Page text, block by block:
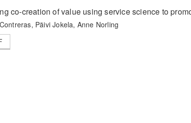
co-creation of value using service science to
Päivi Jokela, Anne Norling